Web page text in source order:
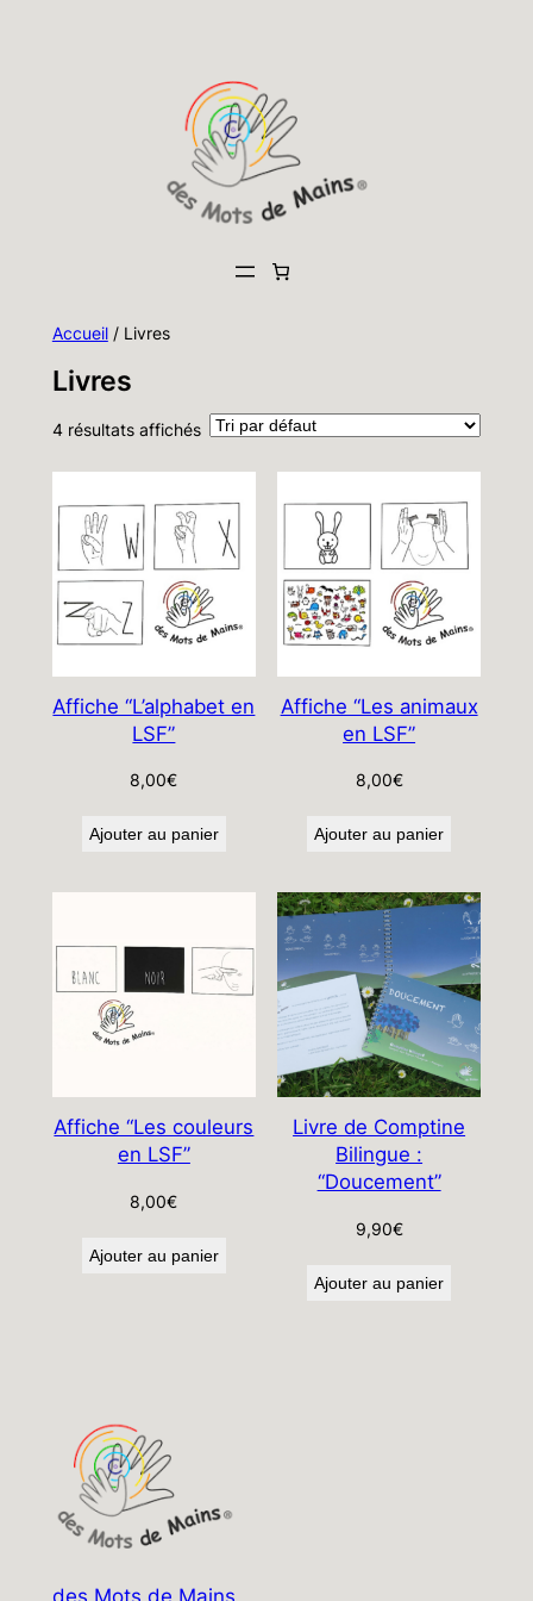
Accueil/ Livres
Livres
4 résultats affichés
Affiche “L’alphabet en
LSF”
8,00€
Ajouter au panier
Affiche “Les animaux
en LSF”
8,00€
Ajouter au panier
Affiche “Les couleurs
en LSF”
8,00€
Ajouter au panier
Livre de Comptine
Bilingue :
“Doucement”
9,90€
Ajouter au panier
des Mots de Mains